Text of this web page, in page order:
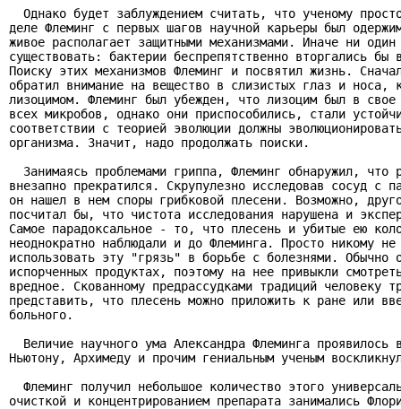
Однако будет заблуждением считать, что ученому
деле Флеминг с первых шагов научной карьеры был
живое располагает защитными механизмами. Иначе ни
существовать: бактерии беспрепятственно вторгались
Поиску этих механизмов Флеминг и посвятил жизнь.
обратил внимание на вещество в слизистых глаз и носа,
лизоцимом. Флеминг был убежден, что лизоцим был в свое
всех микробов, однако они приспособились, стали
соответствии с теорией эволюции должны
организма. Значит, надо продолжать поиски.
Занимаясь проблемами гриппа, Флеминг обнаружил, что
внезапно прекратился. Скрупулезно исследовав сосуд с
он нашел в нем споры грибковой плесени. Возможно,
посчитал бы, что чистота исследования нарушена и
Самое парадоксальное - то, что плесень и убитые ею
неоднократно наблюдали и до Флеминга. Просто никому
использовать эту "грязь" в борьбе с болезнями. Обычно
испорченных продуктах, поэтому на нее привыкли
вредное. Скованному предрассудками традиций человеку
представить, что плесень можно приложить к ране или
больного.
Величие научного ума Александра Флеминга проявилось
Ньютону, Архимеду и прочим гениальным ученым
Флеминг получил небольшое количество этого
очисткой и концентрированием препарата занимались